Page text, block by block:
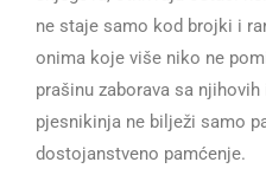
ne staje samo kod brojki i
onima koje više niko ne
prašinu zaborava sa
pjesnikinja ne bilježi samo
dostojanstveno pamćenje.